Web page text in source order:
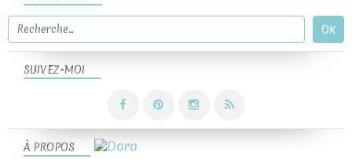
SUIVEZ-MOI
À PROPOS